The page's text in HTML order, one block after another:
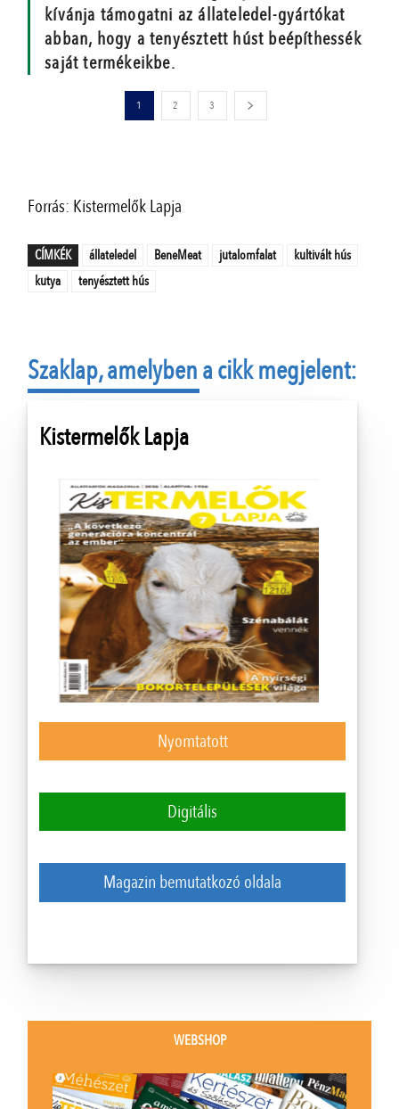
kívánja támogatni az állateledel-gyártókat
abban, hogy a tenyésztett húst beépíthessék
saját termékeikbe.
1 2 3
Forrás: Kistermelők Lapja
CÍMKÉK állateledel BeneMeat jutalomfalat
kultivált hús
kutya
tenyésztett hús
Szaklap, amelyben a cikk megjelent:
Kistermelők Lapja
Nyomtatott
Digitális
Magazin bemutatkozó oldala
WEBSHOP